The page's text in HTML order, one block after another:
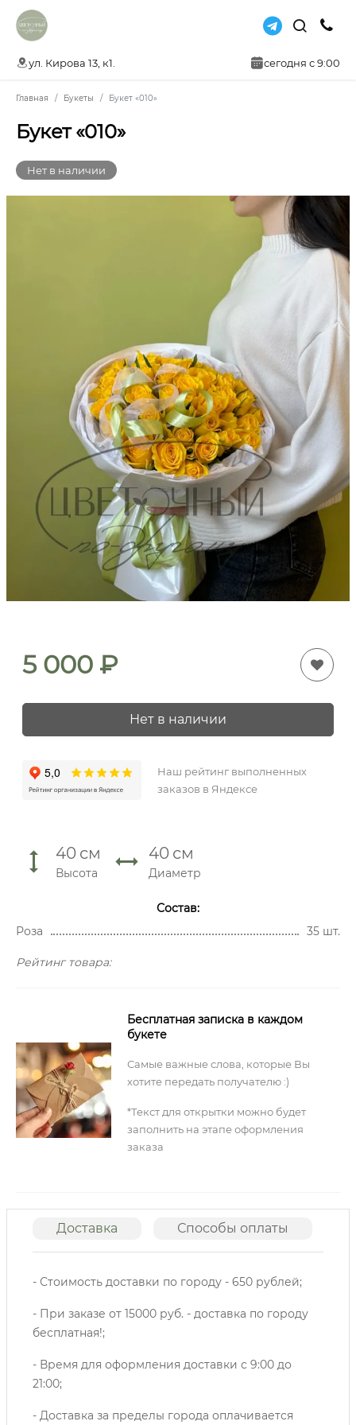
ул. Кирова 13, к1. сегодня с 9:00
Главная Букеты Букет «010»
Букет «010»
Нет в наличии
5 000 ₽
Нет в наличии
Наш рейтинг выполненных
заказов в Яндексе
40 см
Высота
40 см
Диаметр
Состав:
Роза
35 шт.
Рейтинг товара:
Бесплатная записка в каждом
букете
Самые важные слова, которые Вы
хотите передать получателю :)
*Текст для открытки можно будет
заполнить на этапе оформления
заказа
Доставка Способы оплаты
- Стоимость доставки по городу - 650 рублей;
- При заказе от 15000 руб. - доставка по городу
бесплатная!;
- Время для оформления доставки с 9:00 до
21:00;
- Доставка за пределы города оплачивается